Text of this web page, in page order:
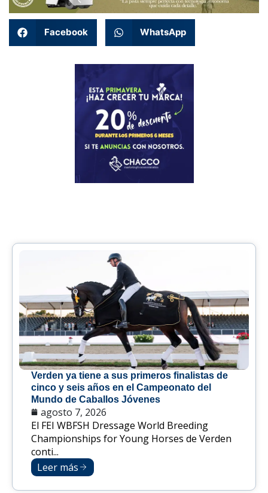
Facebook WhatsApp
Verden ya tiene a sus primeros finalistas de
cinco y seis años en el Campeonato del
Mundo de Caballos Jóvenes
agosto 7, 2026
El FEI WBFSH Dressage World Breeding
Championships for Young Horses de Verden
conti...
Leer más